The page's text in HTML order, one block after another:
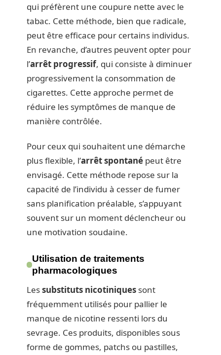
qui préfèrent une coupure nette avec le
tabac. Cette méthode, bien que radicale,
peut être efficace pour certains individus.
En revanche, d’autres peuvent opter pour
l’arrêt progressif, qui consiste à diminuer
progressivement la consommation de
cigarettes. Cette approche permet de
réduire les symptômes de manque de
manière contrôlée.
Pour ceux qui souhaitent une démarche
plus flexible, l’arrêt spontané peut être
envisagé. Cette méthode repose sur la
capacité de l’individu à cesser de fumer
sans planification préalable, s’appuyant
souvent sur un moment déclencheur ou
une motivation soudaine.
Utilisation de traitements
pharmacologiques
Lessubstituts nicotiniques sont
fréquemment utilisés pour pallier le
manque de nicotine ressenti lors du
sevrage. Ces produits, disponibles sous
forme de gommes, patchs ou pastilles,